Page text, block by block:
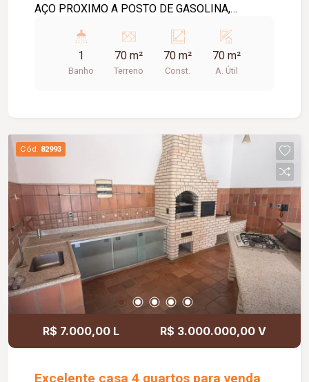
AÇO PROXIMO A POSTO DE GASOLINA,
1
Banho
70 m²
Terreno
70 m²
Const.
70 m²
A. Útil
Cód. 82993
R$ 7.000,00 L R$ 3.000.000,00 V
Excelente casa 4 quartos para venda